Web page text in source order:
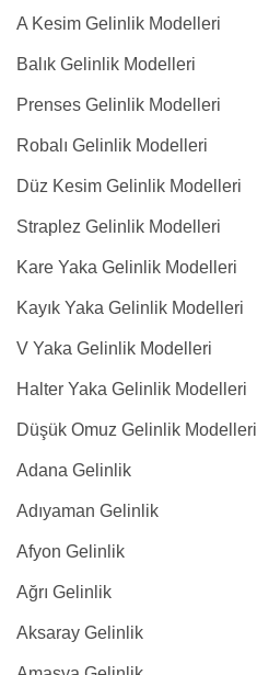
A Kesim Gelinlik Modelleri
Balık Gelinlik Modelleri
Prenses Gelinlik Modelleri
Robalı Gelinlik Modelleri
Düz Kesim Gelinlik Modelleri
Straplez Gelinlik Modelleri
Kare Yaka Gelinlik Modelleri
Kayık Yaka Gelinlik Modelleri
V Yaka Gelinlik Modelleri
Halter Yaka Gelinlik Modelleri
Düşük Omuz Gelinlik Modelleri
Adana Gelinlik
Adıyaman Gelinlik
Afyon Gelinlik
Ağrı Gelinlik
Aksaray Gelinlik